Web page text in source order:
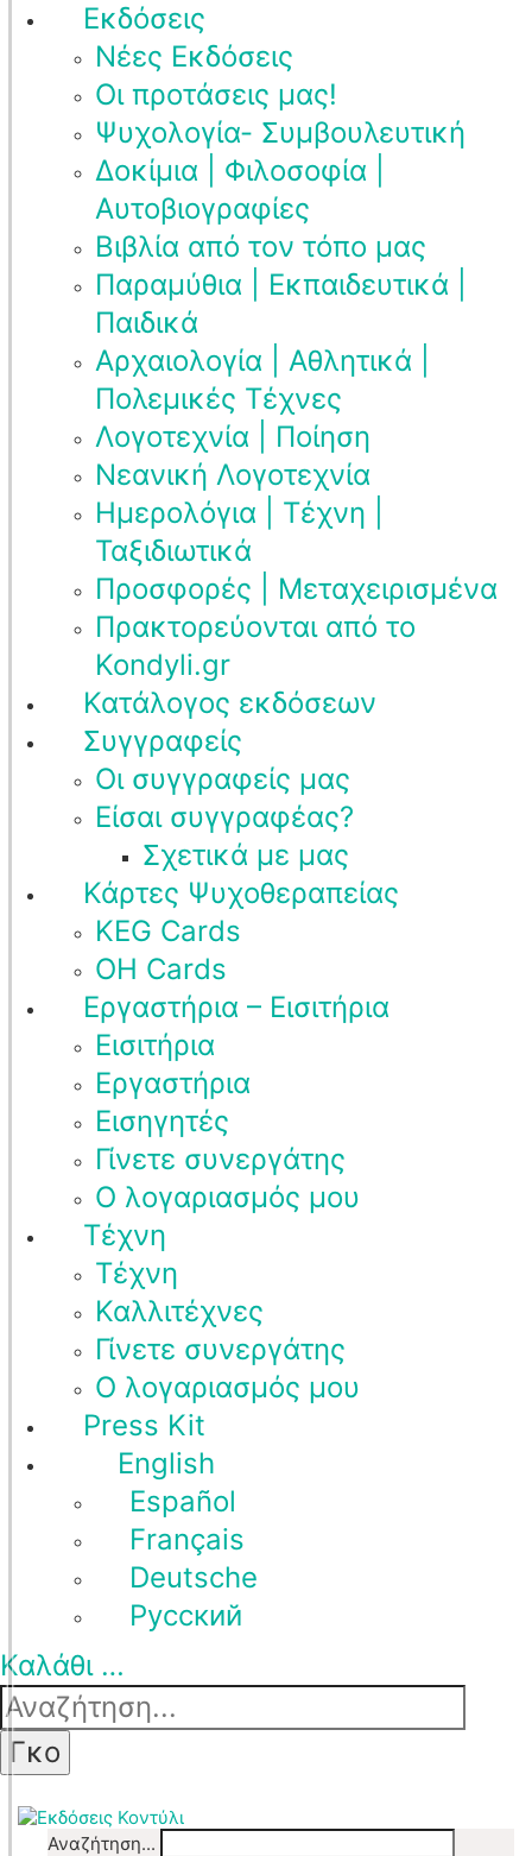
Εκδόσεις
Νέες Εκδόσεις
Οι προτάσεις μας!
Ψυχολογία- Συμβουλευτική
Δοκίμια | Φιλοσοφία |
Αυτοβιογραφίες
Βιβλία από τον τόπο μας
Παραμύθια | Εκπαιδευτικά |
Παιδικά
Αρχαιολογία | Αθλητικά |
Πολεμικές Τέχνες
Λογοτεχνία | Ποίηση
Νεανική Λογοτεχνία
Ημερολόγια | Τέχνη |
Ταξιδιωτικά
Προσφορές | Μεταχειρισμένα
Πρακτορεύονται από το
Kondyli.gr
Κατάλογος εκδόσεων
Συγγραφείς
Οι συγγραφείς μας
Είσαι συγγραφέας?
Σχετικά με μας
Κάρτες Ψυχοθεραπείας
KEG Cards
OH Cards
Εργαστήρια – Εισιτήρια
Εισιτήρια
Εργαστήρια
Εισηγητές
Γίνετε συνεργάτης
Ο λογαριασμός μου
Τέχνη
Τέχνη
Καλλιτέχνες
Γίνετε συνεργάτης
Ο λογαριασμός μου
Press Kit
English
Español
Français
Deutsche
Pусский
Καλάθι …
Αναζήτηση...